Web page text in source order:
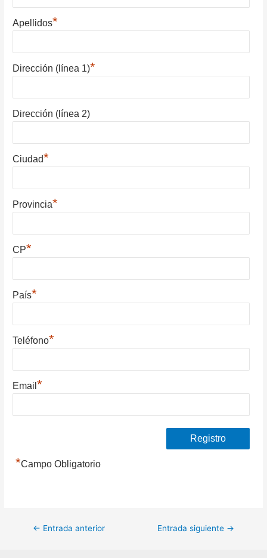
Apellidos*
Dirección (línea 1)*
Dirección (línea 2)
Ciudad*
Provincia*
CP*
País*
Teléfono*
Email*
*Campo Obligatorio
Navegación
← Entrada anterior Entrada siguiente →